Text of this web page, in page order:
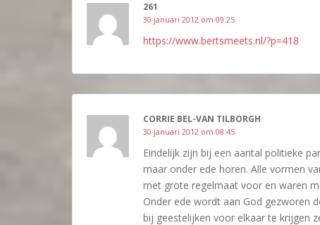
261
30 januari 2012 om 09:25
https://www.bertsmeets.nl/?p=418
CORRIE BEL-VAN TILBORGH
30 januari 2012 om 08:45
Eindelijk zijn bij een aantal politieke
maar onder ede horen. Alle vormen
met grote regelmaat voor en waren
Onder ede wordt aan God gezworen
bij geestelijken voor elkaar te krijgen